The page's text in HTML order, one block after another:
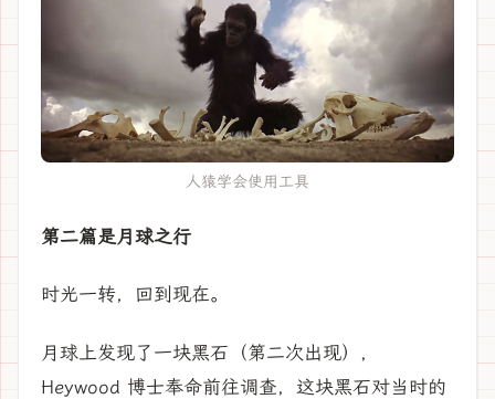
人猿学会使用工具
第二篇是月球之行
时光一转，回到现在。
月球上发现了一块黑石（第二次出现），
Heywood 博士奉命前往调查，这块黑石对当时的